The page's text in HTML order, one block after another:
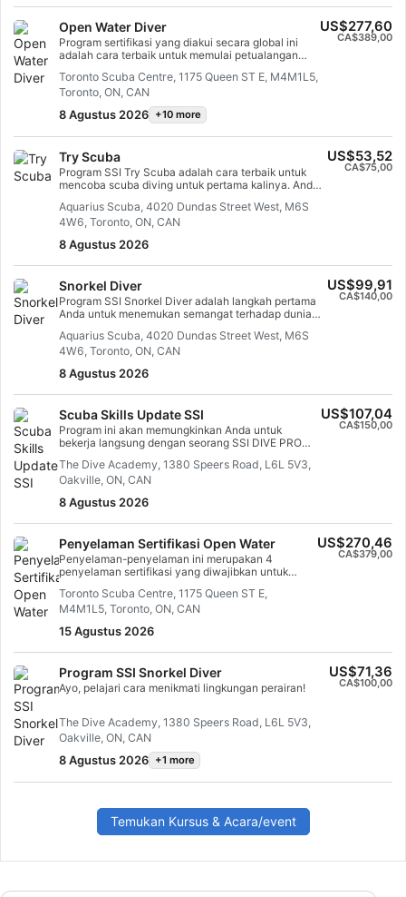
Open Water Diver
Program sertifikasi yang diakui secara global ini
adalah cara terbaik untuk memulai petualangan
bersertifikat. Pelatihan yang dipersonalisasi
dikombinasikan dengan sesi latihan di dalam air
untuk memastikan anda memiliki keterampilan dan
pengalaman yang diperlukan untuk benar-benar
Toronto Scuba Centre, 1175 Queen ST E, M4M1L5,
Toronto, ON, CAN
8 Agustus 2026 +10 more
US$277,60
CA$389,00
Try Scuba
Program SSI Try Scuba adalah cara terbaik untuk
mencoba scuba diving untuk pertama kalinya. Anda
baik oleh instruktur Anda, sehingga Anda dapat
menikmati napas pertama yang tak terlupakan di
akhir kursus singkat ini, Anda akan mendapatkan
sedang menunggu Anda dan kursus ini adalah
tempat semuanya dimulai. Mulai hari ini!
Aquarius Scuba, 4020 Dundas Street West, M6S
4W6, Toronto, ON, CAN
8 Agustus 2026
US$53,52
CA$75,00
Snorkel Diver
Program SSI Snorkel Diver adalah langkah pertama
Anda untuk menemukan semangat terhadap dunia
cara snorkeling dan mengembangkan kepercayaan
diri Anda di dalam air, sehingga Anda dapat pergi
memukau dan satwa liar di dunia air. Anda tidak perlu
minimum untuk bergabung. Anda hanya perlu merasa
nyaman di dalam air, mampu mempertahankan
buoyancy, dan siap untuk memulai petualangan
seumur hidup! Dalam program ini, Anda akan
diperkenalkan dengan peralatan dan keterampilan
yang Anda butuhkan untuk melakukan snorkeling
dan dapatkan kartu recognition SSI Snorkel Diver
Aquarius Scuba, 4020 Dundas Street West, M6S
4W6, Toronto, ON, CAN
8 Agustus 2026
US$99,91
CA$140,00
Scuba Skills Update SSI
Program ini akan memungkinkan Anda untuk
bekerja langsung dengan seorang SSI DIVE PRO
Anda lupakan. Ini adalah kesempatan untuk
menghilangkan karat dan bersiap-siap untuk
The Dive Academy, 1380 Speers Road, L6L 5V3,
Oakville, ON, CAN
8 Agustus 2026
US$107,04
CA$150,00
Penyelaman Sertifikasi Open Water
Penyelaman-penyelaman ini merupakan 4
penyelaman sertifikasi yang diwajibkan untuk
Toronto Scuba Centre, 1175 Queen ST E,
M4M1L5, Toronto, ON, CAN
15 Agustus 2026
US$270,46
CA$379,00
Program SSI Snorkel Diver
Ayo, pelajari cara menikmati lingkungan perairan!
The Dive Academy, 1380 Speers Road, L6L 5V3,
Oakville, ON, CAN
8 Agustus 2026 +1 more
US$71,36
CA$100,00
Temukan Kursus & Acara/event